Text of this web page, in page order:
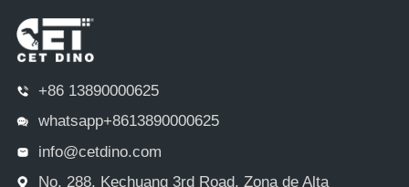
+86 13890000625
whatsapp+8613890000625
info@cetdino.com
No. 288, Kechuang 3rd Road, Zona de Alta